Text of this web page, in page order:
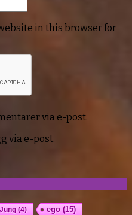
in this browser for
via e-post.
via e-post.
(4) ego(15)